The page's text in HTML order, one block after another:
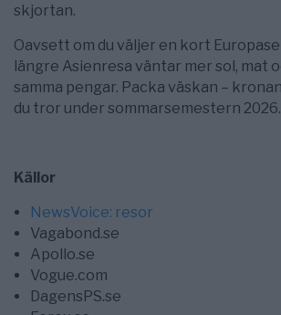
skjortan.
Oavsett om du väljer en kort
längre Asienresa väntar mer sol, mat
samma pengar. Packa väskan –
du tror under sommarsemestern 2026.
Källor
NewsVoice: resor
Vagabond.se
Apollo.se
Vogue.com
DagensPS.se